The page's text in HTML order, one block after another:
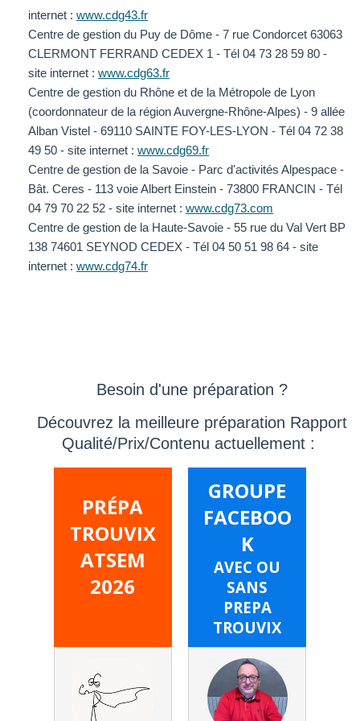
internet : www.cdg43.fr
Centre de gestion du Puy de Dôme - 7 rue Condorcet 63063
CLERMONT FERRAND CEDEX 1 - Tél 04 73 28 59 80 -
site internet : www.cdg63.fr
Centre de gestion du Rhône et de la Métropole de Lyon
(coordonnateur de la région Auvergne-Rhône-Alpes) - 9 allée
Alban Vistel - 69110 SAINTE FOY-LES-LYON - Tél 04 72 38
49 50 - site internet : www.cdg69.fr
Centre de gestion de la Savoie - Parc d'activités Alpespace -
Bât. Ceres - 113 voie Albert Einstein - 73800 FRANCIN - Tél
04 79 70 22 52 - site internet : www.cdg73.com
Centre de gestion de la Haute-Savoie - 55 rue du Val Vert BP
138 74601 SEYNOD CEDEX - Tél 04 50 51 98 64 - site
internet : www.cdg74.fr
Besoin d'une préparation ?
Découvrez la meilleure préparation Rapport
Qualité/Prix/Contenu actuellement :
PRÉPA
TROUVIX
ATSEM
2026
GROUPE
FACEBOO
K
AVEC OU
SANS
PREPA
TROUVIX